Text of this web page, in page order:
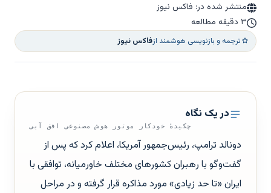
منتشر شده در: فاکس نیوز
۳ دقیقه مطالعه
ترجمه و بازنویسی هوشمند ازفاکس نیوز
در یک نگاه
چکیدهٔ خودکار موتور هوش مصنوعی افق آبی
دونالد ترامپ، رئیس‌جمهور آمریکا، اعلام کرد که پس از
گفت‌وگو با رهبران کشورهای مختلف خاورمیانه، توافقی با
ایران «تا حد زیادی» مورد مذاکره قرار گرفته و در مراحل